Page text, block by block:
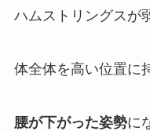
ハムストリングスが
体全体を高い位置に
腰が下がった姿勢に